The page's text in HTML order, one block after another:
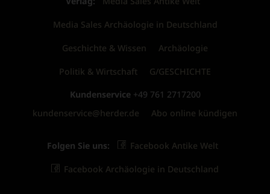
Media Sales Archäologie in Deutschland
Geschichte & Wissen Archäologie
Politik & Wirtschaft G/GESCHICHTE
Kundenservice +49 761 2717200
kundenservice@herder.de
Abo online kündigen
Folgen Sie uns: Facebook Antike Welt
Facebook Archäologie in Deutschland